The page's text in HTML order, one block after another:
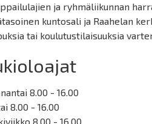
ja ryhmäliikunnan
kuntosali ja Raahelan
tai koulutustilaisuuksia
8.00 - 16.00
8.00 - 16.00
8.00 - 16.00